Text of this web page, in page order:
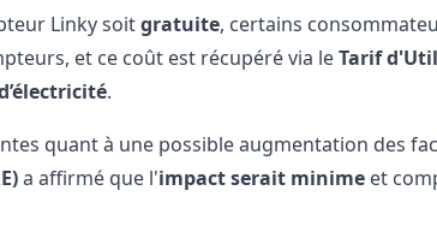
Linky soitgratuite, certains
et ce coût est récupéré via leTarif
.
quant à une possible augmentation des
a affirmé que l'impact serait minimeet